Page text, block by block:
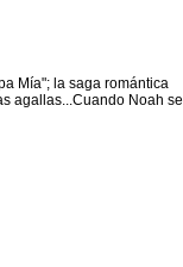
Mía"; la saga romántica
agallas...Cuando Noah se